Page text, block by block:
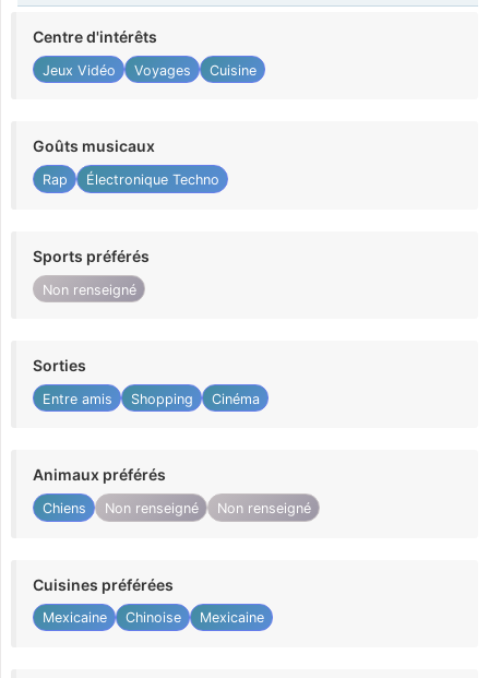
Centre d'intérêts
Jeux Vidéo Voyages Cuisine
Goûts musicaux
Rap Électronique Techno
Sports préférés
Non renseigné
Sorties
Entre amis Shopping Cinéma
Animaux préférés
Chiens Non renseigné Non renseigné
Cuisines préférées
Mexicaine Chinoise Mexicaine